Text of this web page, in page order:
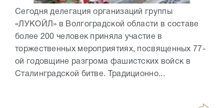
Сегодня делегация организаций группы
«ЛУКОЙЛ» в Волгоградской области в составе
более 200 человек приняла участие в
торжественных мероприятиях, посвященных 77-
ой годовщине разгрома фашистских войск в
Сталинградской битве. Традиционно...